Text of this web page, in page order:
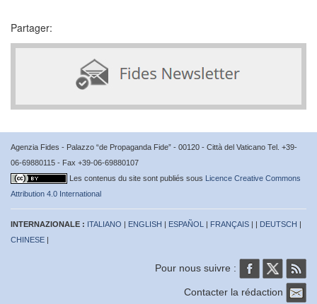
Partager:
Agenzia Fides - Palazzo “de Propaganda Fide” - 00120 - Città del Vaticano Tel. +39-
06-69880115 - Fax +39-06-69880107
Les contenus du site sont publiés sous Licence Creative Commons
Attribution 4.0 International
INTERNAZIONALE : ITALIANO | ENGLISH | ESPAÑOL | FRANÇAIS | | DEUTSCH |
CHINESE |
Pour nous suivre :
Contacter la rédaction